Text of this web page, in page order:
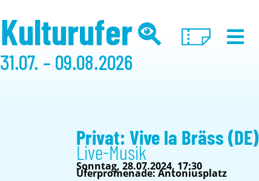
Kulturufer
31.07. – 09.08.2026
Privat: Vive la Bräss (DE)
Live-Musik
Sonntag, 28.07.2024, 17:30
Uferpromenade: Antoniusplatz